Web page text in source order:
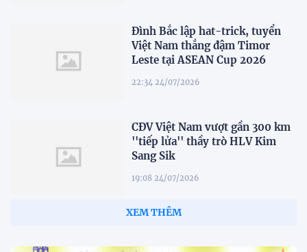
Đình Bắc lập hat-trick, tuyển
Việt Nam thắng đậm Timor
Leste tại ASEAN Cup 2026
22:34 24/07/2026
CĐV Việt Nam vượt gần 300 km
''tiếp lửa'' thầy trò HLV Kim
Sang Sik
19:08 24/07/2026
XEM THÊM